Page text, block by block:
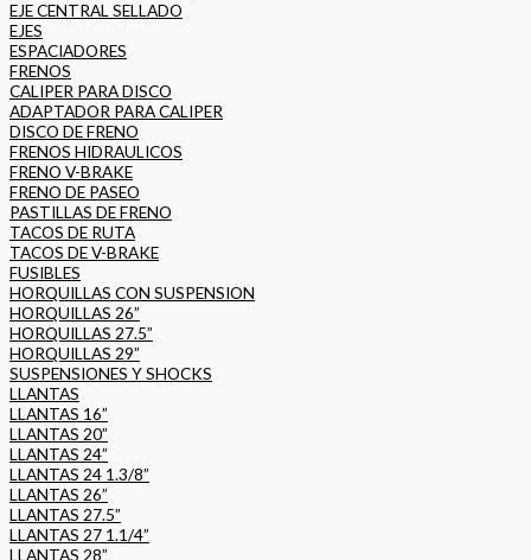
EJE CENTRAL SELLADO
EJES
ESPACIADORES
FRENOS
CALIPER PARA DISCO
ADAPTADOR PARA CALIPER
DISCO DE FRENO
FRENOS HIDRAULICOS
FRENO V-BRAKE
FRENO DE PASEO
PASTILLAS DE FRENO
TACOS DE RUTA
TACOS DE V-BRAKE
FUSIBLES
HORQUILLAS CON SUSPENSION
HORQUILLAS 26”
HORQUILLAS 27.5”
HORQUILLAS 29”
SUSPENSIONES Y SHOCKS
LLANTAS
LLANTAS 16”
LLANTAS 20”
LLANTAS 24”
LLANTAS 24 1.3/8”
LLANTAS 26”
LLANTAS 27.5”
LLANTAS 27 1.1/4”
LLANTAS 28”